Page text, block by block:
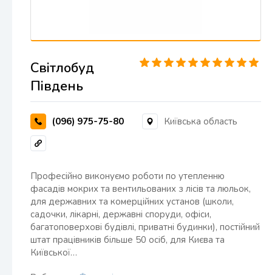
Світлобуд
Південь
(096) 975-75-80 Київська область
Професійно виконуємо роботи по утепленню
фасадів мокрих та вентильованих з лісів та люльок,
для державних та комерційних установ (школи,
садочки, лікарні, державні споруди, офіси,
багатоповерхові будівлі, приватні будинки), постійний
штат працівників більше 50 осіб, для Києва та
Київської…